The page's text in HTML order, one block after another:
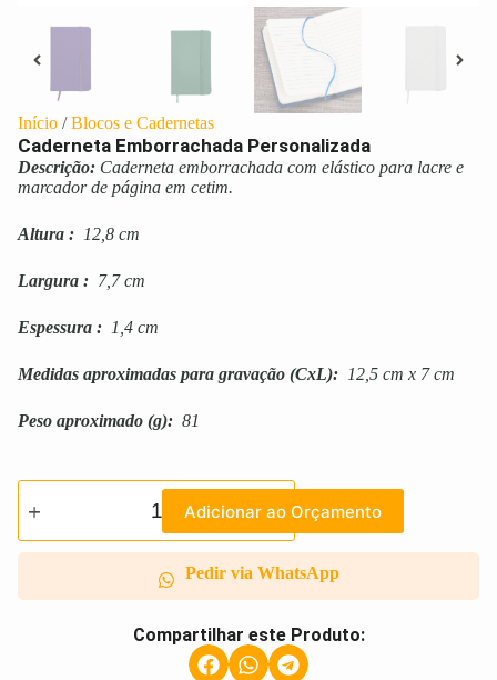
Início /Blocos e Cadernetas
Caderneta Emborrachada Personalizada
Descrição: Caderneta emborrachada com elástico para lacre e
marcador de página em cetim.
Altura : 12,8 cm
Largura : 7,7 cm
Espessura : 1,4 cm
Medidas aproximadas para gravação (CxL): 12,5 cm x 7 cm
Peso aproximado (g): 81
Adicionar ao Orçamento
Pedir via WhatsApp
Compartilhar este Produto: